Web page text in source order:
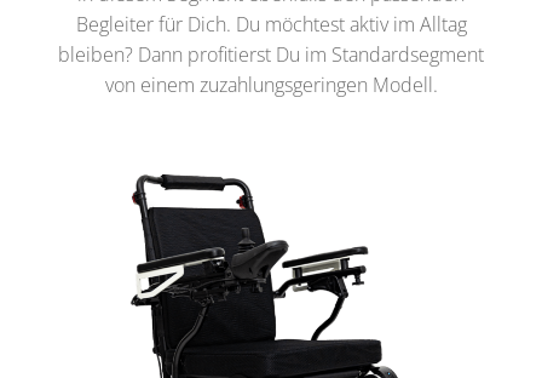
Begleiter für Dich. Du möchtest aktiv im Alltag
bleiben? Dann profitierst Du im Standardsegment
von einem zuzahlungsgeringen Modell.